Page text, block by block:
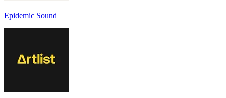
Epidemic Sound